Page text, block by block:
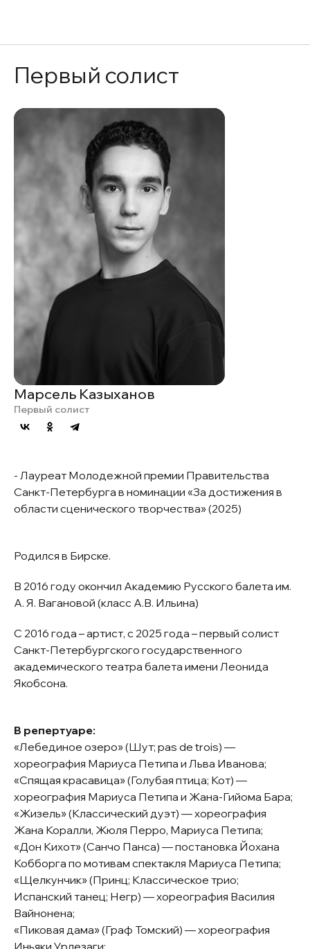
Первый солист
Марсель Казыханов
Первый солист
- Лауреат Молодежной премии Правительства
Санкт-Петербурга в номинации «За достижения в
области сценического творчества» (2025)
Родился в Бирске.
В 2016 году окончил Академию Русского балета им.
А. Я. Вагановой (класс А.В. Ильина)
С 2016 года – артист, с 2025 года – первый солист
Санкт-Петербургского государственного
академического театра балета имени Леонида
Якобсона.
В репертуаре:
«Лебединое озеро» (Шут; pas de trois) —
хореография Мариуса Петипа и Льва Иванова;
«Спящая красавица» (Голубая птица; Кот) —
хореография Мариуса Петипа и Жана-Гийома Бара;
«Жизель» (Классический дуэт) — хореография
Жана Коралли, Жюля Перро, Мариуса Петипа;
«Дон Кихот» (Санчо Панса) — постановка Йохана
Кобборга по мотивам спектакля Мариуса Петипа;
«Щелкунчик» (Принц; Классическое трио;
Испанский танец; Негр) — хореография Василия
Вайнонена;
«Пиковая дама» (Граф Томский) — хореография
Иньяки Урлезаги;